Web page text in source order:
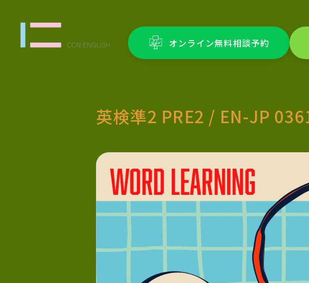
オンライン無料相談予約
英検準2 PRE2 / EN-JP